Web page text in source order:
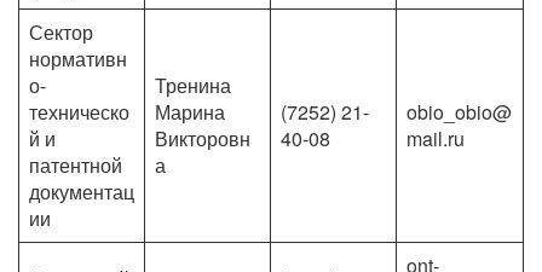
Сектор
нормативн
о-
техническо
й и
патентной
документац
ии
Тренина
Марина
Викторовн
а
(7252) 21-
40-08
obio_obio@
mail.ru
ont-